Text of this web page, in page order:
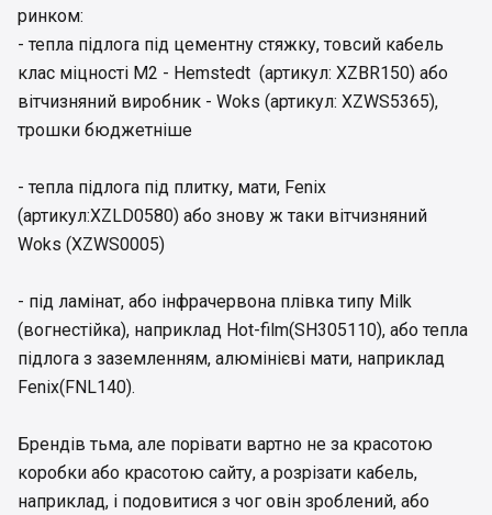
ринком:
- тепла підлога під цементну стяжку, товсий кабель
клас міцності М2 - Hemstedt (артикул: XZBR150) або
вітчизняний виробник - Woks (артикул: XZWS5365),
трошки бюджетніше
- тепла підлога під плитку, мати, Fenix
(артикул:XZLD0580) або знову ж таки вітчизняний
Woks (XZWS0005)
- під ламінат, або інфрачервона плівка типу Milk
(вогнестійка), наприклад Hot-film(SH305110), або тепла
підлога з заземленням, алюмінієві мати, наприклад
Fenix(FNL140).
Брендів тьма, але порівати вартно не за красотою
коробки або красотою сайту, а розрізати кабель,
наприклад, і подовитися з чог овін зроблений, або